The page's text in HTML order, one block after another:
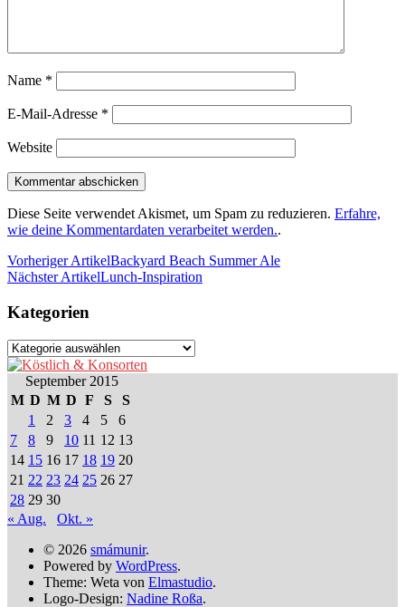
Name *
E-Mail-Adresse *
Website
Diese Seite verwendet Akismet, um Spam zu reduzieren. Erfahre,
wie deine Kommentardaten verarbeitet werden..
Vorheriger ArtikelBackyard Beach Summer Ale
Nächster ArtikelLunch-Inspiration
Kategorien
Kategorien
September 2015
M D M D F S
S
1
2 3 4 5
6
7
8 9 10 11 12 13
14 15 16 17 18 19 20
21 22 23 24 25 26 27
28 29 30
« Aug.
Okt. »
© 2026 smámunir.
Powered by WordPress.
Theme: Weta von Elmastudio.
Logo-Design: Nadine Roßa.